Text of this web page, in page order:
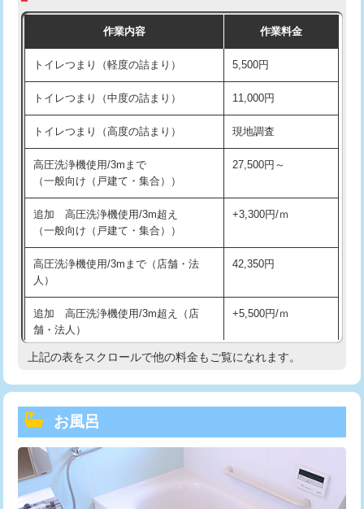
作業内容 作業料金
トイレつまり（軽度の詰まり） 5,500円
トイレつまり（中度の詰まり） 11,000円
トイレつまり（高度の詰まり） 現地調査
高圧洗浄機使用/3mまで
（一般向け（戸建て・集合））
27,500円～
追加 高圧洗浄機使用/3m超え
（一般向け（戸建て・集合））
+3,300円/ｍ
高圧洗浄機使用/3mまで（店舗・法
人）
42,350円
追加 高圧洗浄機使用/3m超え（店
舗・法人）
+5,500円/ｍ
高度高圧洗浄換 現地調査
トーラー機使用/3mまで
追加トーラー機使用/3m超え
カメラ調査 33,000円
上記の表をスクロールで他の料金もご覧になれます。
お風呂